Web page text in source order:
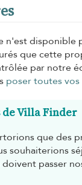
n'est disponible
que cette
par notre
poser toutes
de Villa Finder
que des
souhaiterions
doivent passer